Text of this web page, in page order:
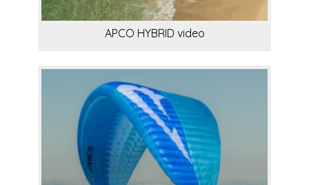
APCO HYBRID video